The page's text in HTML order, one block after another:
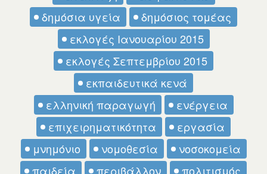
δημόσια υγεία
δημόσιος τομέας
εκλογές Ιανουαρίου 2015
εκλογές Σεπτεμβρίου 2015
εκπαιδευτικά κενά
ελληνική παραγωγή
ενέργεια
επιχειρηματικότητα
εργασία
μνημόνιο
νομοθεσία
νοσοκομεία
παιδεία
περιβάλλον
πολιτισμός